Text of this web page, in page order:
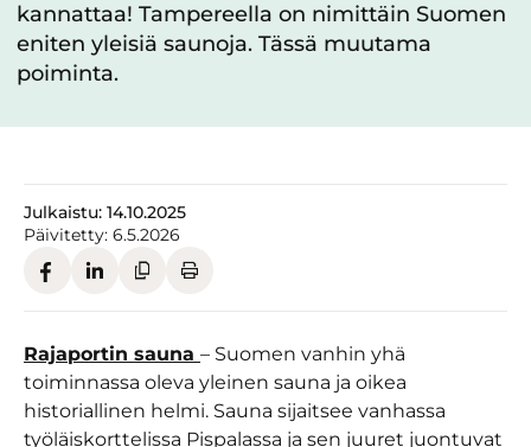
kannattaa! Tampereella on nimittäin Suomen
eniten yleisiä saunoja. Tässä muutama
poiminta.
Julkaistu: 14.10.2025
Päivitetty: 6.5.2026
Rajaportin sauna – Suomen vanhin yhä
toiminnassa oleva yleinen sauna ja oikea
historiallinen helmi. Sauna sijaitsee vanhassa
työläiskorttelissa Pispalassa ja sen juuret juontuvat